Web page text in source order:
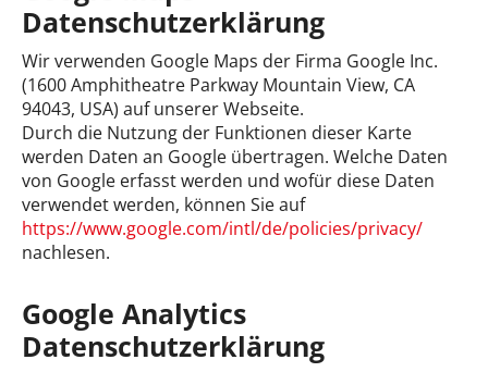
Datenschutzerklärung
Wir verwenden Google Maps der Firma Google Inc.
(1600 Amphitheatre Parkway Mountain View, CA
94043, USA) auf unserer Webseite.
Durch die Nutzung der Funktionen dieser Karte
werden Daten an Google übertragen. Welche Daten
von Google erfasst werden und wofür diese Daten
verwendet werden, können Sie auf
https://www.google.com/intl/de/policies/privacy/
nachlesen.
Google Analytics
Datenschutzerklärung